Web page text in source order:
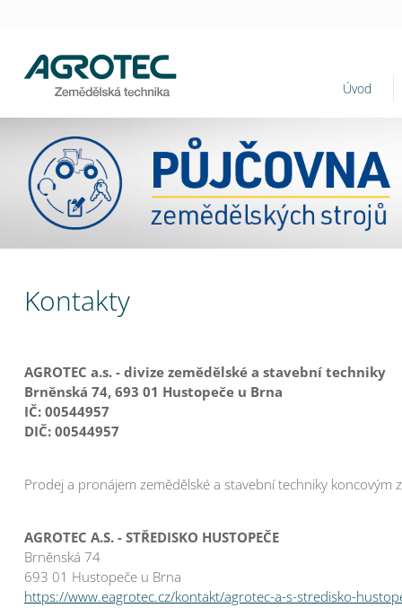
Úvod
Kontakty
AGROTEC a.s. - divize zemědělské a stavební techniky
Brněnská 74, 693 01 Hustopeče u Brna
IČ: 00544957
DIČ: 00544957
Prodej a pronájem zemědělské a stavební techniky
AGROTEC A.S. - STŘEDISKO HUSTOPEČE
Brněnská 74
693 01 Hustopeče u Brna
https://www.eagrotec.cz/kontakt/agrotec-a-s-stredisko-